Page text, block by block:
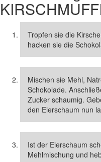
Tropfen sie die
hacken sie die
Mischen sie Mehl,
Schokolade.
Zucker schaumig.
den Eierschaum nun
Ist der Eierschaum
Mehlmischung und